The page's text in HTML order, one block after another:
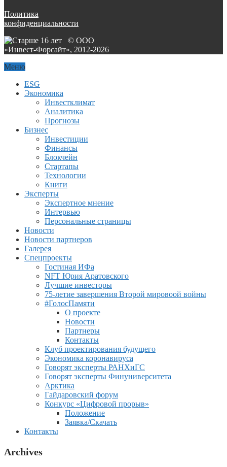
Политика
конфиденциальности
© ООО
«Инвест-Форсайт», 2012-2026
Меню
ESG
Экономика
Инвестклимат
Аналитика
Прогнозы
Бизнес
Инвестиции
Финансы
Блокчейн
Стартапы
Технологии
Книги
Эксперты
Экспертное мнение
Интервью
Персональные страницы
Новости
Новости партнеров
Галерея
Спецпроекты
Гостиная ИФа
NFT Юрия Аратовского
Лучшие инвесторы
75-летие завершения Второй мировоой войны
#ГолосПамяти
О проекте
Новости
Партнеры
Контакты
Клуб проектирования будущего
Экономика коронавируса
Говорят эксперты РАНХиГС
Говорят эксперты Финуниверситета
Арктика
Гайдаровский форум
Конкурс «Цифровой прорыв»
Положение
Заявка/Скачать
Контакты
Archives